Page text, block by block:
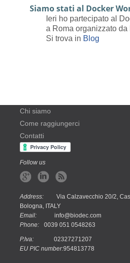
Siamo stati al Docker
Ieri ho partecipato al
a Roma organizzato da
Si trova in Blog
Chi siamo
Come raggiungerci
Contatti
Follow us
Address:
Via Calzavecchio 20/2,
Bologna, ITALY
Email:
info@biodec.com
Phone:
0039 051 0548263
P.Iva:
02327271207
EU PIC number:954813778